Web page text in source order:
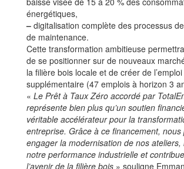
énergétiques,
– digitalisation complète des processus
de maintenance.
Cette transformation ambitieuse
de se positionner sur de nouveaux
la filière bois locale et de créer de l’emploi
supplémentaire (47 emplois à horizon 3
« Le Prêt à Taux Zéro accordé par
représente bien plus qu’un soutien
véritable accélérateur pour la
entreprise. Grâce à ce financement, nous
engager la modernisation de nos
notre performance industrielle et
l’avenir de la filière bois » souligne